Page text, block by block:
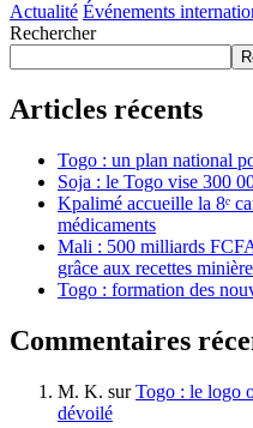
Actualité Événements
Rechercher
Articles récents
Togo : un plan national
Soja : le Togo vise 300
Kpalimé accueille la 8ᵉ
médicaments
Mali : 500 milliards
grâce aux recettes
Togo : formation des
Commentaires
M. K. surTogo : le logo
dévoilé